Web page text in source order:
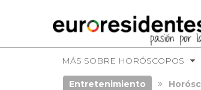
MÁS SOBRE HORÓSCOPOS
Entretenimiento